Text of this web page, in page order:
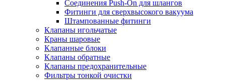
Соединения Push-On для шлангов
Фитинги для сверхвысокого вакуума
Штампованные фитинги
Клапаны игольчатые
Краны шаровые
Клапанные блоки
Клапаны обратные
Клапаны предохранительные
Фильтры тонкой очистки